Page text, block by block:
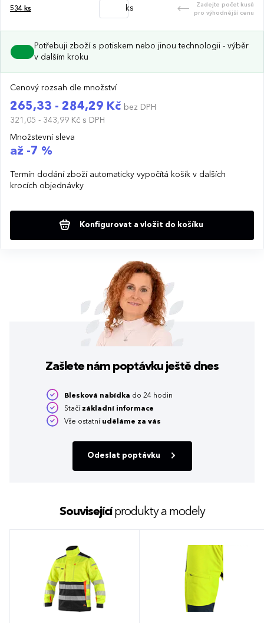
534 ks ks
Zadejte počet kusů
pro výhodnější cenu
Potřebuji zboží s potiskem nebo jinou technologii - výběr
v dalším kroku
Cenový rozsah dle množství
265,33 - 284,29 Kč bez DPH
321,05 - 343,99 Kč s DPH
Množstevní sleva
až -7 %
Termín dodání zboží automaticky vypočítá košík v dalších
krocích objednávky
Konfigurovat a vložit do košíku
Zašlete nám poptávku ještě dnes
Blesková nabídka do 24 hodin
Stačí základní informace
Vše ostatní uděláme za vás
Odeslat poptávku
Souvisejícíprodukty a modely